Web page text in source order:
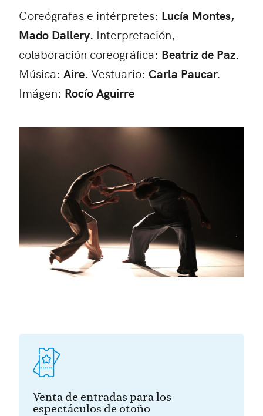
Coreógrafas e intérpretes: Lucía Montes,
Mado Dallery. Interpretación,
colaboración coreográfica: Beatriz de Paz.
Música: Aire. Vestuario: Carla Paucar.
Imágen: Rocío Aguirre
Venta de entradas para los
espectáculos de otoño